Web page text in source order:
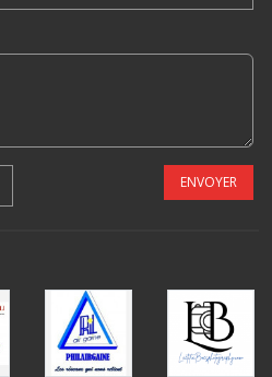
ENVOYER